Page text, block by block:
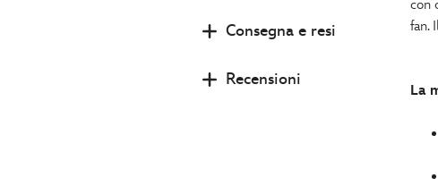
Consegna e resi
Recensioni
con
fan.
La